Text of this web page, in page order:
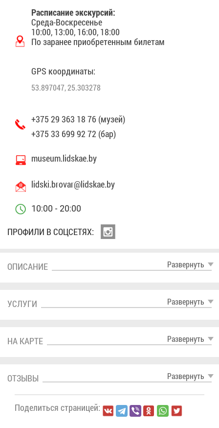
Рас­пи­са­ние экс­кур­сий:
Сре­да-Вос­кре­се­нье
10:00, 13:00, 16:00, 18:00
По за­ра­нее при­об­ре­тен­ным би­ле­там
GPS ко­ор­ди­на­ты:
53.897047, 25.303278
+375 29 363 18 76 (му­зей)
+375 33 699 92 72 (бар)
museum.lidskae.by
lidski.​brovar@​lidskae.​by
10:00 - 20:00
ПРО­ФИ­ЛИ В СОЦ­СЕ­ТЯХ:
Раз­вер­нуть
ОПИ­СА­НИЕ
Раз­вер­нуть
УСЛУ­ГИ
Раз­вер­нуть
НА КАР­ТЕ
Раз­вер­нуть
ОТ­ЗЫ­ВЫ
По­де­лить­ся стра­ни­цей: